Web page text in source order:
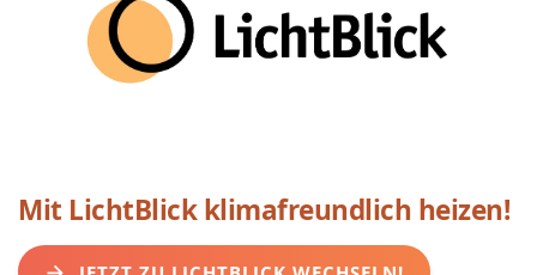
Mit LichtBlick klimafreundlich heizen!